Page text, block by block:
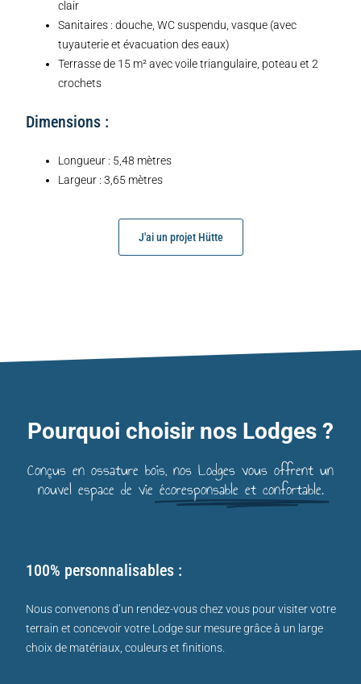
clair
Sanitaires : douche, WC suspendu, vasque (avec
tuyauterie et évacuation des eaux)
Terrasse de 15 m² avec voile triangulaire, poteau et 2
crochets
Dimensions :
Longueur : 5,48 mètres
Largeur : 3,65 mètres
J'ai un projet Hütte
Pourquoi choisir nos Lodges ?
Conçus en ossature bois, nos Lodges vous offrent un
nouvel espace de vie écoresponsable et confortable.
100% personnalisables :
Nous convenons d’un rendez-vous chez vous pour visiter votre
terrain et concevoir votre Lodge sur mesure grâce à un large
choix de matériaux, couleurs et finitions.